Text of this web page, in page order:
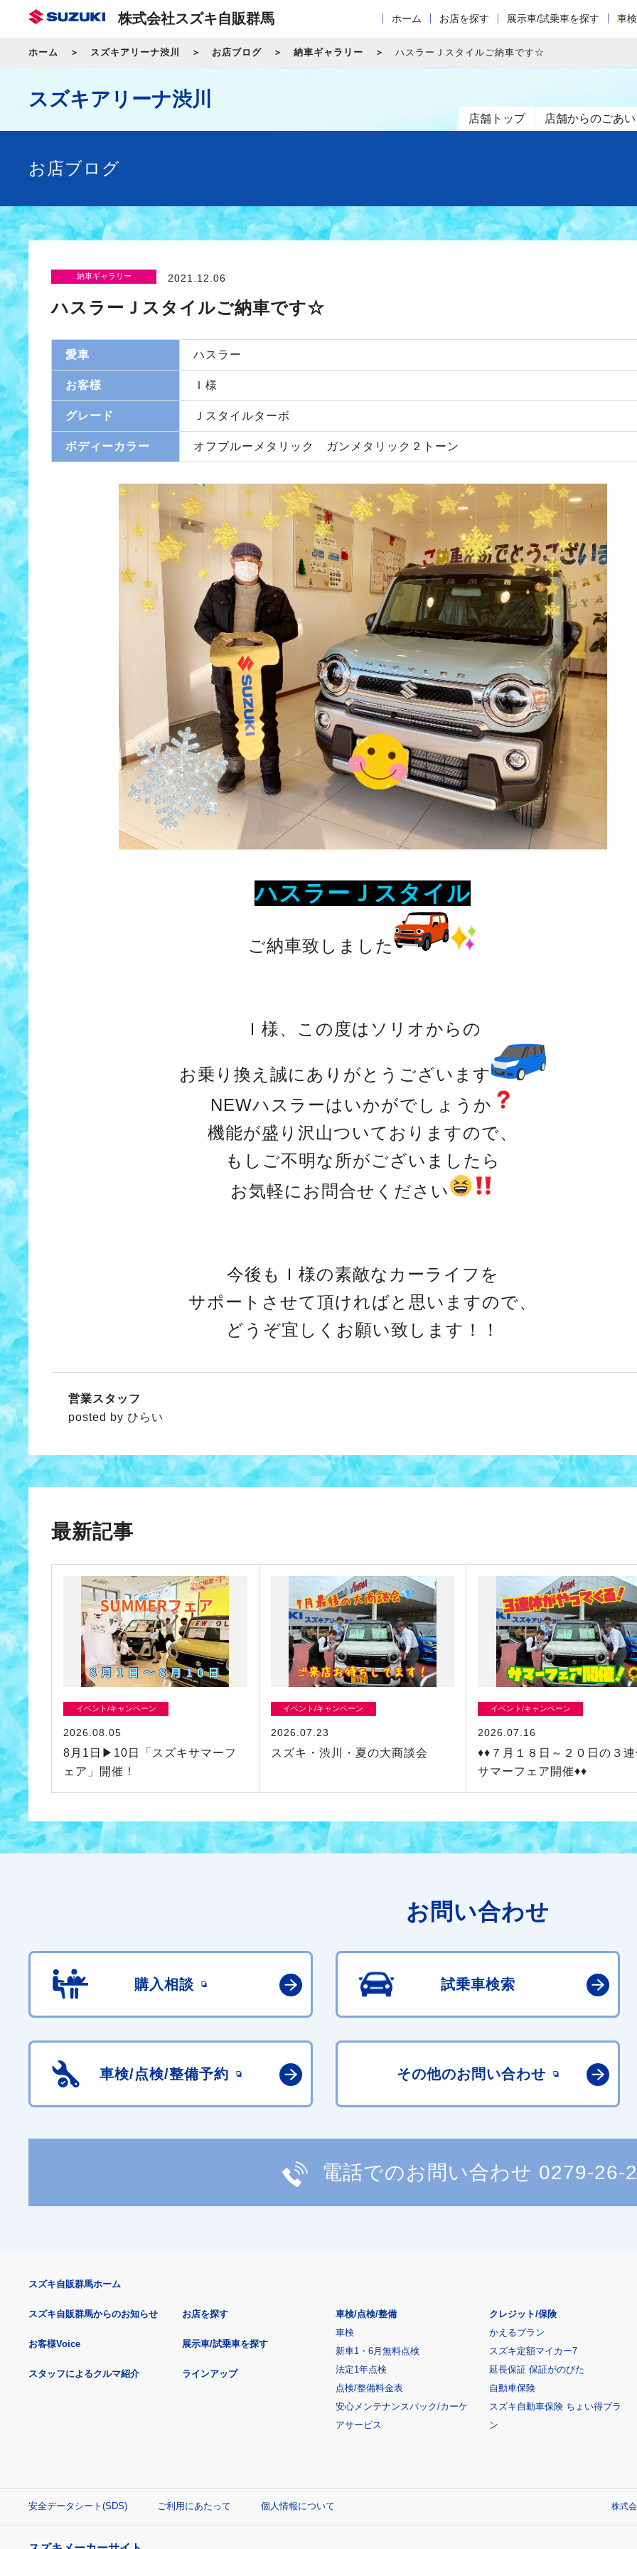
株式会社スズキ自販群馬 ホーム お店を探す 展示車/試乗車を探す 車
ホーム スズキアリーナ渋川 お店ブログ 納車ギャラリー ハスラーＪスタイルご納車です☆
スズキアリーナ渋川
店舗トップ 店舗からのごあ
お店ブログ
納車ギャラリー 2021.12.06
ハスラーＪスタイルご納車です☆
愛車 ハスラー
お客様 Ｉ様
グレード Ｊスタイルターボ
ボディーカラー オフブルーメタリック ガンメタリック２トーン
ハスラーＪスタイル
ご納車致しました
Ｉ様、この度はソリオからの
お乗り換え誠にありがとうございます
NEWハスラーはいかがでしょうか
機能が盛り沢山ついておりますので、
もしご不明な所がございましたら
お気軽にお問合せください
今後もＩ様の素敵なカーライフを
サポートさせて頂ければと思いますので、
どうぞ宜しくお願い致します！！
営業スタッフ
posted by ひらい
最新記事
イベント/キャンペーン
2026.08.05
8月1日▶10日「スズキサマーフ
ェア」開催！
イベント/キャンペーン
2026.07.23
スズキ・渋川・夏の大商談会
イベント/キャンペーン
2026.07.16
♦♦７月１８日～２０日の３
サマーフェア開催♦♦
お問い合わせ
購入相談 試乗車検索
車検/点検/整備予約 その他のお問い合わせ
電話でのお問い合わせ 0279-26-
スズキ自販群馬ホーム
スズキ自販群馬からのお知らせ
お客様Voice
スタッフによるクルマ紹介
お店を探す
展示車/試乗車を探す
ラインアップ
車検/点検/整備
車検
新車1・6月無料点検
法定1年点検
点検/整備料金表
安心メンテナンスパック/カーケ
アサービス
クレジット/保険
かえるプラン
スズキ定額マイカー7
延長保証 保証がのびた
自動車保険
スズキ自動車保険 ちょい得プラ
ン
安全データシート(SDS) ご利用にあたって 個人情報について 株式